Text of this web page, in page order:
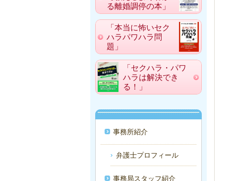
る離婚調停の本」
「本当に怖いセク
ハラパワハラ問
題」
「セクハラ・パワ
ハラは解決でき
る！」
事務所紹介
弁護士プロフィール
事務局スタッフ紹介